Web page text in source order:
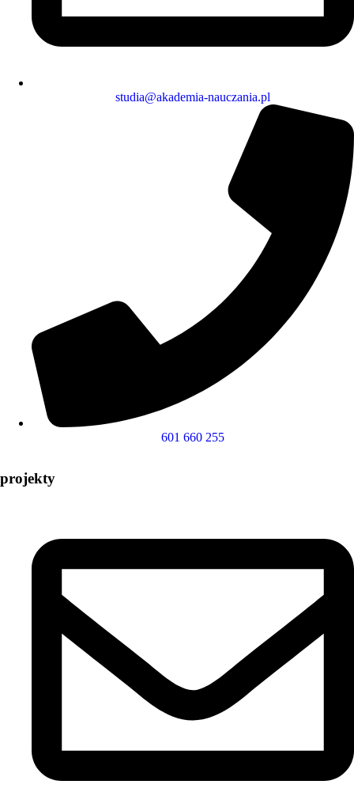
studia@akademia-nauczania.pl
601 660 255
projekty